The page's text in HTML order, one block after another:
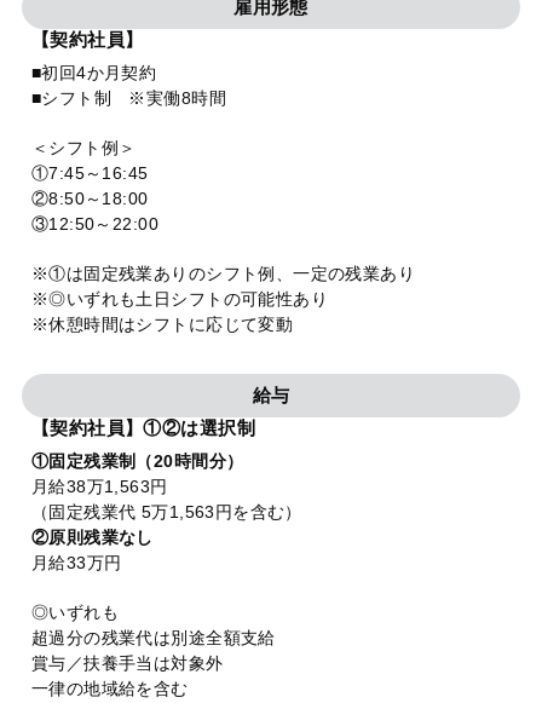
雇用形態
【契約社員】
■初回4か月契約
■シフト制 ※実働8時間
＜シフト例＞
①7:45～16:45
②8:50～18:00
③12:50～22:00
※①は固定残業ありのシフト例、一定の残業あり
※◎いずれも土日シフトの可能性あり
※休憩時間はシフトに応じて変動
給与
【契約社員】①②は選択制
①固定残業制（20時間分）
月給38万1,563円
（固定残業代 5万1,563円を含む）
②原則残業なし
月給33万円
◎いずれも
超過分の残業代は別途全額支給
賞与／扶養手当は対象外
一律の地域給を含む